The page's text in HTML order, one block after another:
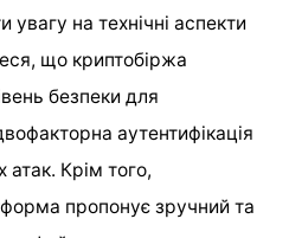
на технічні аспекти
що криптобіржа
безпеки для
аутентифікація
атак. Крім того,
пропонує зручний та